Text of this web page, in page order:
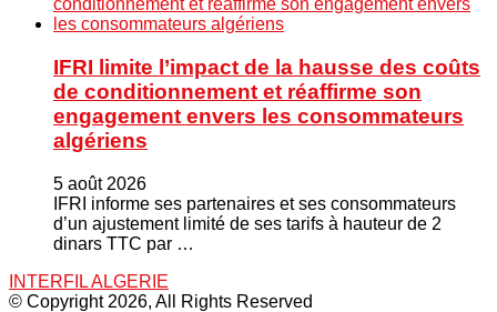
IFRI limite l’impact de la hausse des coûts
de conditionnement et réaffirme son
engagement envers les consommateurs
algériens
5 août 2026
IFRI informe ses partenaires et ses consommateurs
d’un ajustement limité de ses tarifs à hauteur de 2
dinars TTC par …
INTERFIL ALGERIE
© Copyright 2026, All Rights Reserved